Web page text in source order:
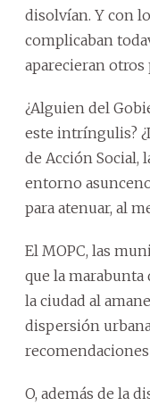
disolvían. Y con
complicaban
aparecieran otros
¿Alguien del
este intríngulis?
de Acción Social,
entorno
para atenuar, al
El MOPC, las
que la marabunta
la ciudad al
dispersión urbana
O, además de la